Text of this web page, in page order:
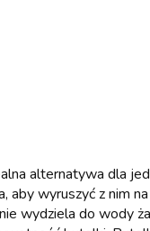
alternatywa dla
aby wyruszyć z nim
wydziela do wody